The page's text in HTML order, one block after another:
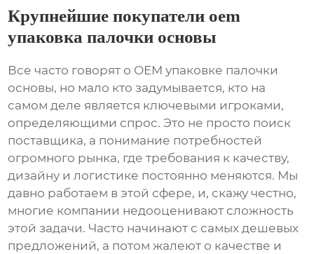
Крупнейшие покупатели oem
упаковка палочки основы
Все часто говорят о OEM упаковке палочки
основы, но мало кто задумывается, кто на
самом деле является ключевыми игроками,
определяющими спрос. Это не просто поиск
поставщика, а понимание потребностей
огромного рынка, где требования к качеству,
дизайну и логистике постоянно меняются. Мы
давно работаем в этой сфере, и, скажу честно,
многие компании недооценивают сложность
этой задачи. Часто начинают с самых дешевых
предложений, а потом жалеют о качестве и